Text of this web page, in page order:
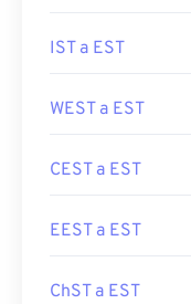
IST a EST
WEST a EST
CEST a EST
EEST a EST
ChST a EST